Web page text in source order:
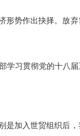
势作出抉择。放弃
学习贯彻党的十八
加入世贸组织后，